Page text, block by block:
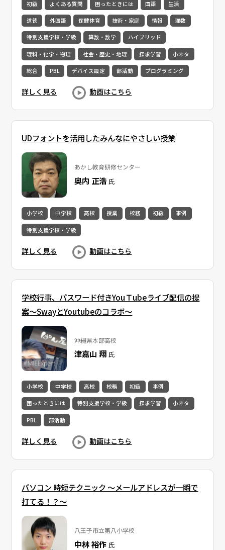
初級 よくある質問 困ったときには 国語 生活
道徳 外国語 保健体育 技術・家庭 情報 理数
特別支援学校・学級 算数・数学 ハイブリッド
理科・化学・物理 社会・歴史・地理 探求学習 小ネタ
総合 PBL デバイス設定 部活動 プログラミング
詳しく見る 動画はこちら
UDフォントを活用したみんなにやさしい授業
あかし教育研修センター
奥内 正浩 氏
小学校 中学校 高校 授業 校務 初級 事例
特別支援学校・学級
詳しく見る 動画はこちら
学校行事、パスワード付きYouＴubeライブ配信の提
案～SwayとYoutubeのコラボ～
沖縄県本部高校
津嘉山 翔氏
小学校 中学校 高校 校務 初級 事例
困ったときには 特別支援学校・学級 探求学習 小ネタ
PBL 部活動
詳しく見る 動画はこちら
パソコン 時短テクニック ～メールアドレスが一瞬で
打てる！？～
八王子市立第八小学校
中林 裕作 氏